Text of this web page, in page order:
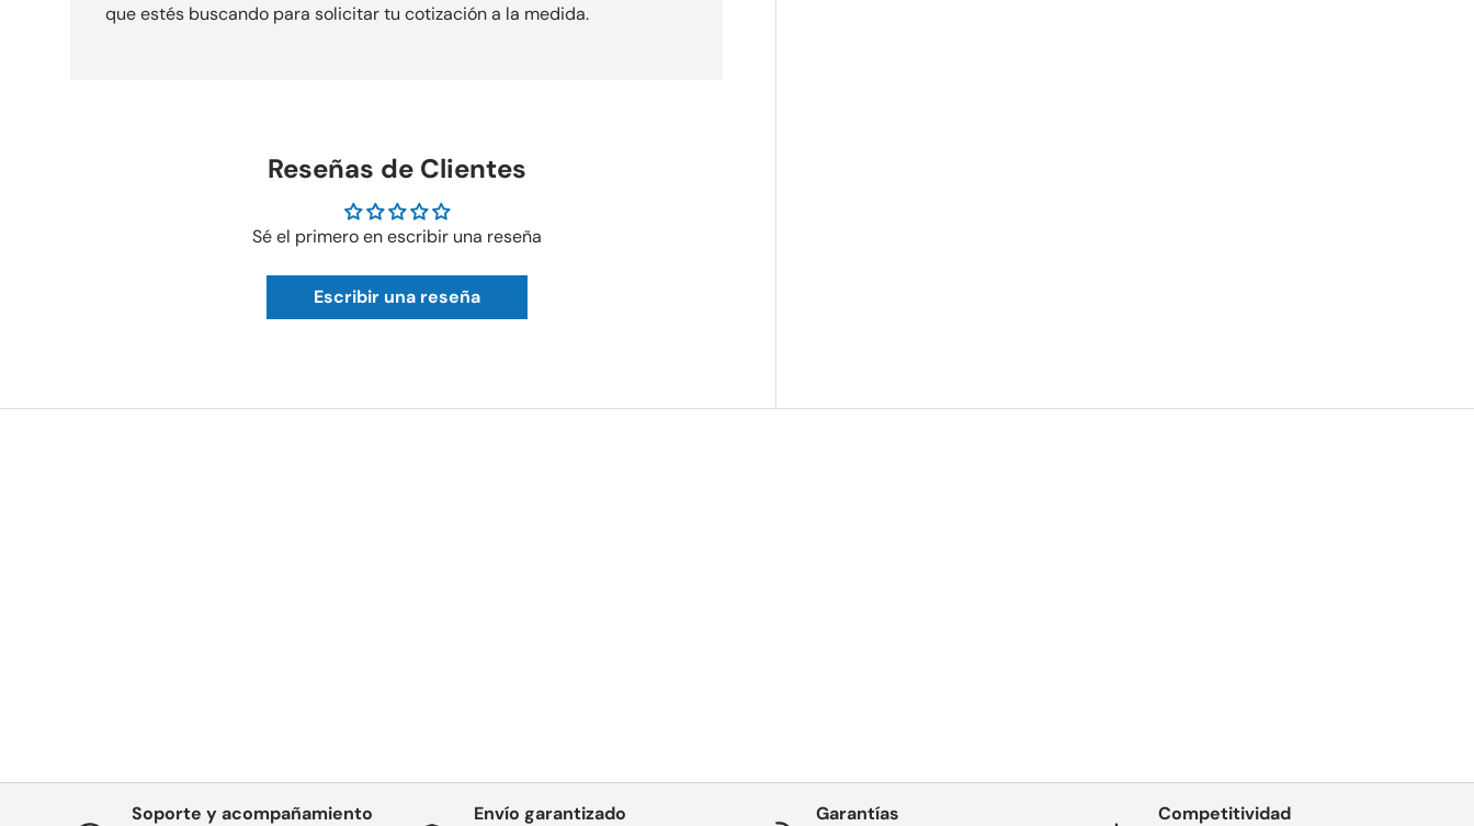
que estés buscando para solicitar tu cotización a la medida.
Reseñas de Clientes
Sé el primero en escribir una reseña
Escribir una reseña
Soporte y acompañamiento
Envío garantizado
Garantías
Competitividad